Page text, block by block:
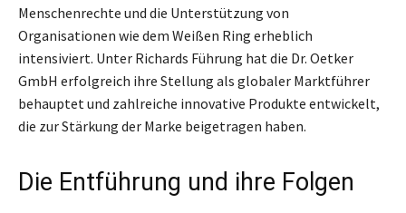
Menschenrechte und die Unterstützung von
Organisationen wie dem Weißen Ring erheblich
intensiviert. Unter Richards Führung hat die Dr. Oetker
GmbH erfolgreich ihre Stellung als globaler Marktführer
behauptet und zahlreiche innovative Produkte entwickelt,
die zur Stärkung der Marke beigetragen haben.
Die Entführung und ihre Folgen